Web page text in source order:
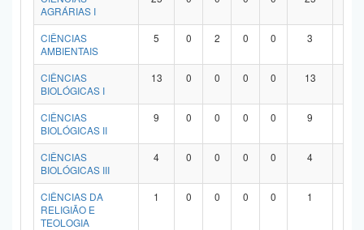
AGRÁRIAS I
CIÊNCIAS
AMBIENTAIS
5 0 2 0 0 3
CIÊNCIAS
BIOLÓGICAS I
13 0 0 0 0 13
CIÊNCIAS
BIOLÓGICAS II
9 0 0 0 0 9
CIÊNCIAS
BIOLÓGICAS III
4 0 0 0 0 4
CIÊNCIAS DA
RELIGIÃO E
TEOLOGIA
1 0 0 0 0 1